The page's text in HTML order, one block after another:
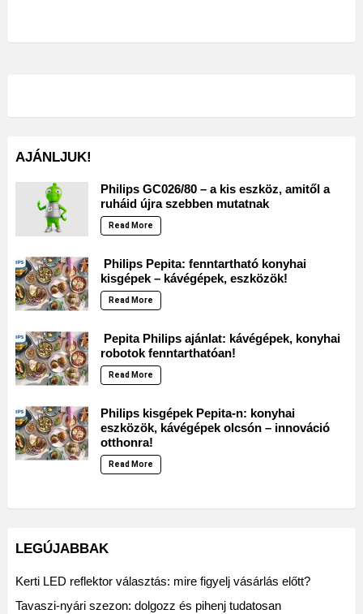
AJÁNLJUK!
Philips GC026/80 – a kis eszköz, amitől a
ruháid újra szebben mutatnak
Read More
Philips Pepita: fenntartható konyhai
kisgépek – kávégépek, eszközök!
Read More
Pepita Philips ajánlat: kávégépek, konyhai
robotok fenntarthatóan!
Read More
Philips kisgépek Pepita-n: konyhai
eszközök, kávégépek olcsón – innováció
otthonra!
Read More
LEGÚJABBAK
Kerti LED reflektor választás: mire figyelj vásárlás előtt?
Tavaszi-nyári szezon: dolgozz és pihenj tudatosan